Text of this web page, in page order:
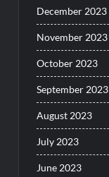
December 2023
November 2023
October 2023
September 2023
August 2023
July 2023
June 2023